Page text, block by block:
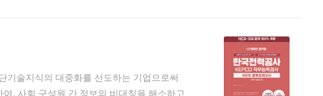
브 컴퓨팅 전문가 - 리눅스 재단 클라우드 공인
감사사) - 금융위원회 위원장(장관상) 표창
기술지식의 대중화를 선도하는 기업으로써
, 사회 구성원 간 정보의 비대칭을 해소하고